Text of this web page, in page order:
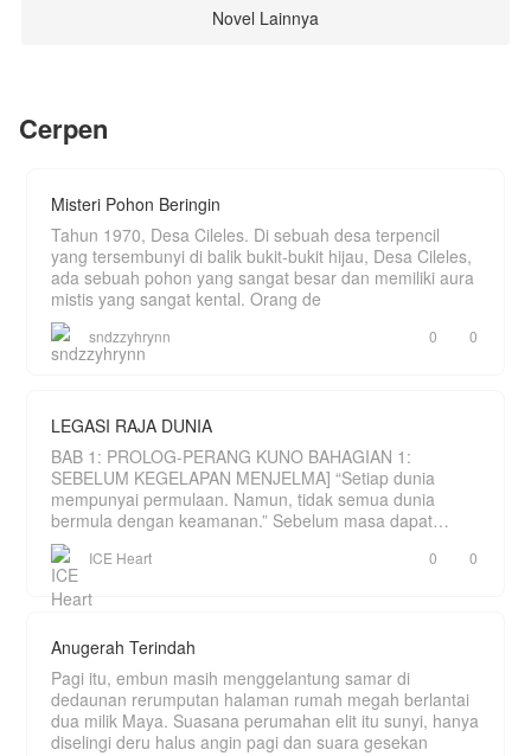
berusaha menjaga kami tetap belajar. Ketika
lalu, dan akhirnya mengalahkan penguasa
kegelapan untuk menjadi sosok terhebat yang
Novel Lainnya
Cerpen
Misteri Pohon Beringin
Tahun 1970, Desa Cileles. Di sebuah desa terpencil
yang tersembunyi di balik bukit-bukit hijau, Desa Cileles,
ada sebuah pohon yang sangat besar dan memiliki aura
mistis yang sangat kental. Orang de
sndzzyhrynn 0 0
LEGASI RAJA DUNIA
BAB 1: PROLOG-PERANG KUNO BAHAGIAN 1:
SEBELUM KEGELAPAN MENJELMA] “Setiap dunia
mempunyai permulaan. Namun, tidak semua dunia
bermula dengan keamanan.” Sebelum masa dapat
dihitung, hanya wujud sebu
ICE Heart 0 0
Anugerah Terindah
Pagi itu, embun masih menggelantung samar di
dedaunan rerumputan halaman rumah megah berlantai
dua milik Maya. Suasana perumahan elit itu sunyi, hanya
diselingi deru halus angin pagi dan suara gesekan